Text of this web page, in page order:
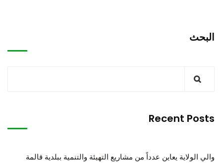
البحث
Recent Posts
والي الولاية يعاين عدداً من مشاريع التهيئة والتنمية ببلدية قالمة